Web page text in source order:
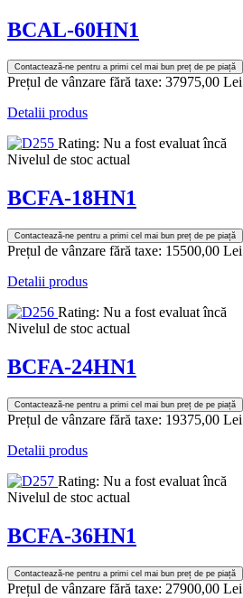
BCAL-60HN1
Contactează-ne pentru a primi cel mai bun preț de pe piață
Prețul de vânzare fără taxe: 37975,00 Lei
Detalii produs
Rating: Nu a fost evaluat încă
Nivelul de stoc actual
BCFA-18HN1
Contactează-ne pentru a primi cel mai bun preț de pe piață
Prețul de vânzare fără taxe: 15500,00 Lei
Detalii produs
Rating: Nu a fost evaluat încă
Nivelul de stoc actual
BCFA-24HN1
Contactează-ne pentru a primi cel mai bun preț de pe piață
Prețul de vânzare fără taxe: 19375,00 Lei
Detalii produs
Rating: Nu a fost evaluat încă
Nivelul de stoc actual
BCFA-36HN1
Contactează-ne pentru a primi cel mai bun preț de pe piață
Prețul de vânzare fără taxe: 27900,00 Lei